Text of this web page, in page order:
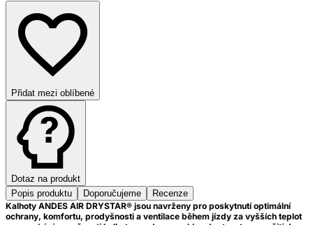
Přidat mezi oblíbené
Dotaz na produkt
Popis produktu
Doporučujeme
Recenze
Kalhoty ANDES AIR DRYSTAR® jsou navrženy pro poskytnutí optimální
ochrany, komfortu, prodyšnosti a ventilace během jízdy za vyšších teplot